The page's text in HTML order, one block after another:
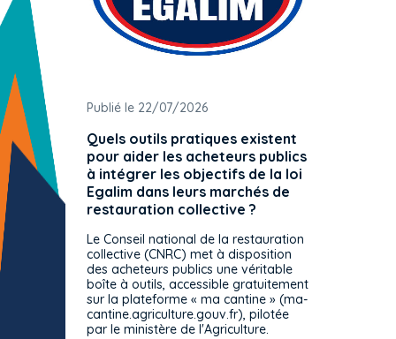
Publié le 22/07/2026
Quels outils pratiques existent
pour aider les acheteurs publics
à intégrer les objectifs de la loi
Egalim dans leurs marchés de
restauration collective ?
Le Conseil national de la restauration
collective (CNRC) met à disposition
des acheteurs publics une véritable
boîte à outils, accessible gratuitement
sur la plateforme « ma cantine » (ma-
cantine.agriculture.gouv.fr), pilotée
par le ministère de l'Agriculture.